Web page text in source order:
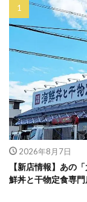
2026年8月7日
【新店情報】あの
鮮丼と干物定食専